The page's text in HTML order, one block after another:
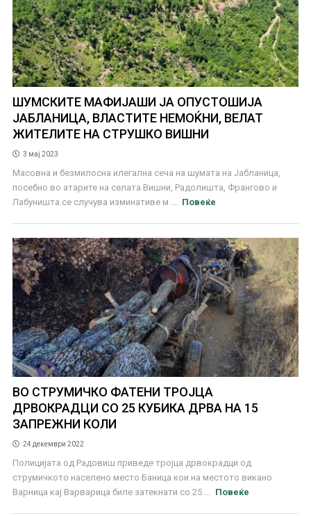
ШУМСКИТЕ МАФИЈАШИ ЈА ОПУСТОШИЈА
ЈАБЛАНИЦА, ВЛАСТИТЕ НЕМОЌНИ, ВЕЛАТ
ЖИТЕЛИТЕ НА СТРУШКО ВИШНИ
3 мај 2023
Масовна и безмилосна илегална сеча на шумата на Јабланица,
посебно во атарите на селата Вишни, Радолишта, Франгово и
Лабуништа се случува изминативе м ...
Повеќе
ВО СТРУМИЧКО ФАТЕНИ ТРОЈЦА
ДРВОКРАДЦИ СО 25 КУБИКА ДРВА НА 15
ЗАПРЕЖНИ КОЛИ
24 декември 2022
Полицијата од Радовиш приведе тројца дрвокрадци од
струмичкото населено место Баница кои на местото викано
Варница кај Варварица биле затекнати со 25 ...
Повеќе